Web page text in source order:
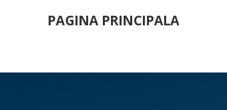
PAGINA PRINCIPALA